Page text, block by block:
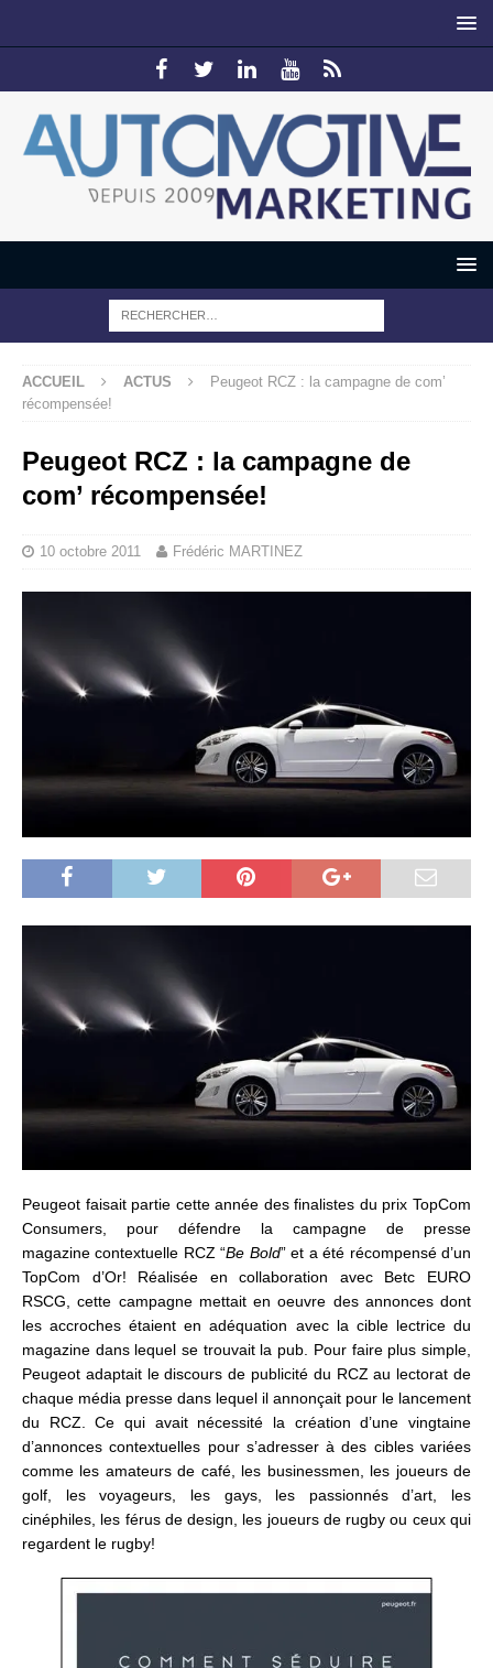
ACCUEIL ACTUS
Peugeot RCZ : la campagne de com’
récompensée!
Peugeot RCZ : la campagne de
com’ récompensée!
10 octobre 2011 Frédéric MARTINEZ
Peugeot faisait partie cette année des finalistes du prix TopCom
Consumers, pour défendre la campagne de presse
magazine contextuelle RCZ “Be Bold” et a été récompensé d’un
TopCom d’Or! Réalisée en collaboration avec Betc EURO
RSCG, cette campagne mettait en oeuvre des annonces dont
les accroches étaient en adéquation avec la cible lectrice du
magazine dans lequel se trouvait la pub. Pour faire plus simple,
Peugeot adaptait le discours de publicité du RCZ au lectorat de
chaque média presse dans lequel il annonçait pour le lancement
du RCZ. Ce qui avait nécessité la création d’une vingtaine
d’annonces contextuelles pour s’adresser à des cibles variées
comme les amateurs de café, les businessmen, les joueurs de
golf, les voyageurs, les gays, les passionnés d’art, les
cinéphiles, les férus de design, les joueurs de rugby ou ceux qui
regardent le rugby!